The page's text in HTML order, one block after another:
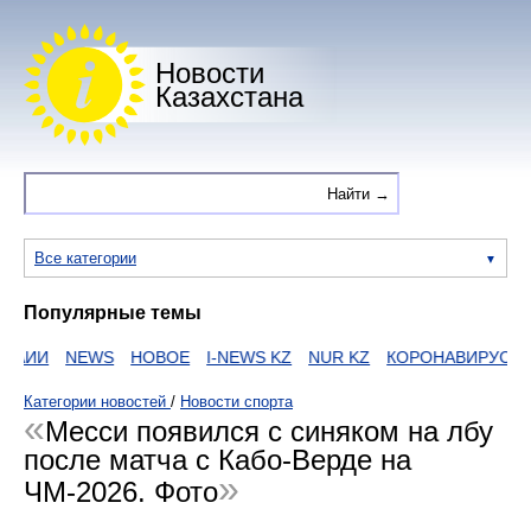
Новости
Казахстана
Все категории
Популярные темы
NEWS НОВОЕ I-NEWS KZ NUR KZ КОРОНАВИРУС
Категории новостей / Новости спорта
Месси появился с синяком на лбу
после матча с Кабо-Верде на
ЧМ-2026. Фото